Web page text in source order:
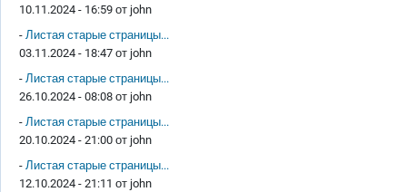
10.11.2024 - 16:59 от john
- Листая старые страницы...
03.11.2024 - 18:47 от john
- Листая старые страницы...
26.10.2024 - 08:08 от john
- Листая старые страницы...
20.10.2024 - 21:00 от john
- Листая старые страницы...
12.10.2024 - 21:11 от john